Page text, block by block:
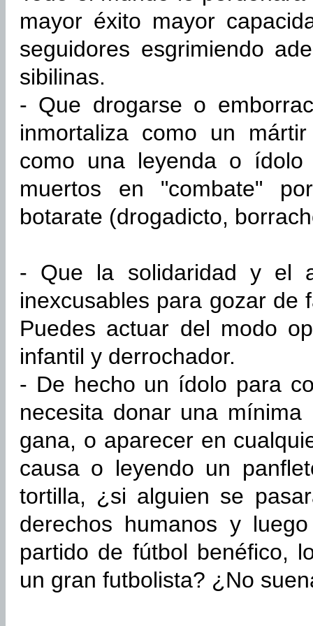
mayor éxito mayor
seguidores esgrimiendo
sibilinas.
- Que drogarse o
inmortaliza como un
como una leyenda o
muertos en "combate"
botarate (drogadicto,
- Que la solidaridad y el
inexcusables para gozar de
Puedes actuar del modo
infantil y derrochador.
- De hecho un ídolo para
necesita donar una
gana, o aparecer en
causa o leyendo un
tortilla, ¿si alguien se
derechos humanos y
partido de fútbol benéfico,
un gran futbolista? ¿No